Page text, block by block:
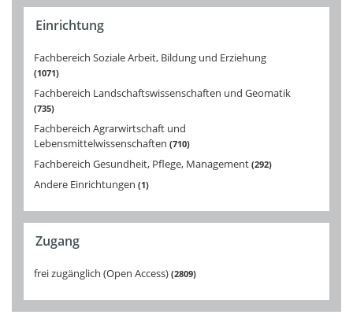
Einrichtung
Fachbereich Soziale Arbeit, Bildung und Erziehung
1071
Fachbereich Landschaftswissenschaften und Geomatik
735
Fachbereich Agrarwirtschaft und
Lebensmittelwissenschaften 710
Fachbereich Gesundheit, Pflege, Management 292
Andere Einrichtungen 1
Zugang
frei zugänglich (Open Access) 2809